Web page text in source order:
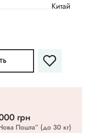
Китай
грн
Пошта” (до 30 кг)